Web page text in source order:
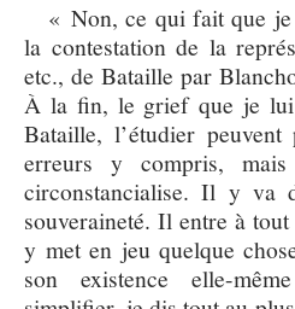
« Non, ce qui fait que
la contestation de la
etc., de Bataille par
À la fin, le grief que je lui
Bataille, l’étudier
erreurs y compris,
circonstancialise. Il y
souveraineté. Il entre à
y met en jeu quelque
son existence elle-